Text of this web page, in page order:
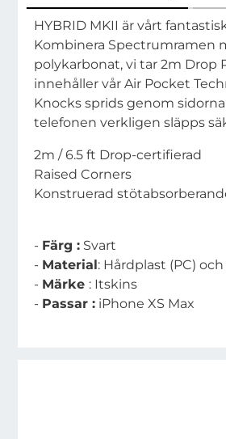
HYBRID MKII är vårt
Kombinera Spectrumramen
polykarbonat, vi tar 2m Drop
innehåller vår Air Pocket
Knocks sprids genom
telefonen verkligen släpps
2m / 6.5 ft Drop-certifierad
Raised Corners
Konstruerad
- Färg : Svart
- Material: Hårdplast (PC)
- Märke : Itskins
- Passar : iPhone XS Max